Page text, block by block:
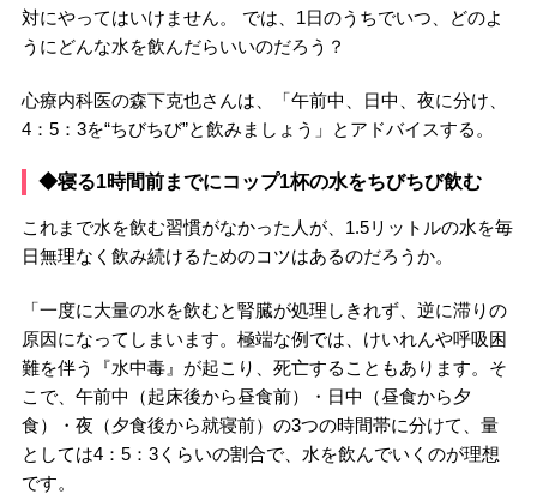
対にやってはいけません。 では、1日のうちでいつ、どのよ
うにどんな水を飲んだらいいのだろう？
心療内科医の森下克也さんは、「午前中、日中、夜に分け、
4：5：3を“ちびちび”と飲みましょう」とアドバイスする。
◆寝る1時間前までにコップ1杯の水をちびちび飲む
これまで水を飲む習慣がなかった人が、1.5リットルの水を毎
日無理なく飲み続けるためのコツはあるのだろうか。
「一度に大量の水を飲むと腎臓が処理しきれず、逆に滞りの
原因になってしまいます。極端な例では、けいれんや呼吸困
難を伴う『水中毒』が起こり、死亡することもあります。そ
こで、午前中（起床後から昼食前）・日中（昼食から夕
食）・夜（夕食後から就寝前）の3つの時間帯に分けて、量
としては4：5：3くらいの割合で、水を飲んでいくのが理想
です。